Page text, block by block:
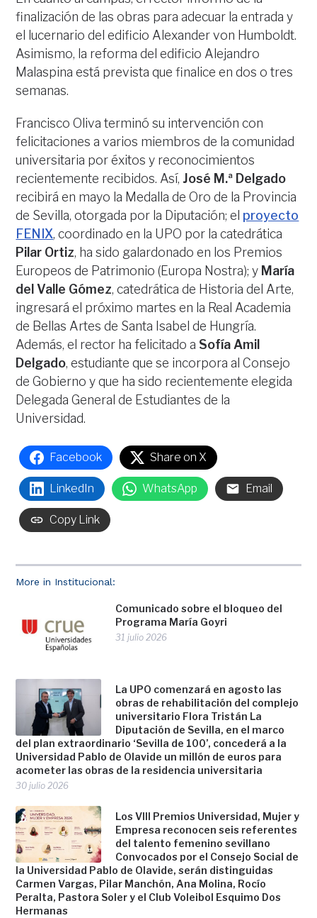
More in Institucional:
Comunicado sobre el bloqueo del
Programa María Goyri
31 julio 2026
La UPO comenzará en agosto las
obras de rehabilitación del complejo
universitario Flora Tristán La
Diputación de Sevilla, en el marco
del plan extraordinario ‘Sevilla de 100’, concederá a la
Universidad Pablo de Olavide un millón de euros para
acometer las obras de la residencia universitaria
30 julio 2026
Los VIII Premios Universidad, Mujer y
Empresa reconocen seis referentes
del talento femenino sevillano
Convocados por el Consejo Social de
la Universidad Pablo de Olavide, serán distinguidas
Carmen Vargas, Pilar Manchón, Ana Molina, Rocío
Peralta, Pastora Soler y el Club Voleibol Esquimo Dos
Hermanas
finalización de las obras para adecuar la entrada y
el lucernario del edificio Alexander von Humboldt.
Asimismo, la reforma del edificio Alejandro
Malaspina está prevista que finalice en dos o tres
semanas.
Francisco Oliva terminó su intervención con
felicitaciones a varios miembros de la comunidad
universitaria por éxitos y reconocimientos
recientemente recibidos. Así, José M.ª Delgado
recibirá en mayo la Medalla de Oro de la Provincia
de Sevilla, otorgada por la Diputación; el proyecto
FENIX, coordinado en la UPO por la catedrática
Pilar Ortiz, ha sido galardonado en los Premios
Europeos de Patrimonio (Europa Nostra); y María
del Valle Gómez, catedrática de Historia del Arte,
ingresará el próximo martes en la Real Academia
de Bellas Artes de Santa Isabel de Hungría.
Además, el rector ha felicitado a Sofía Amil
Delgado, estudiante que se incorpora al Consejo
de Gobierno y que ha sido recientemente elegida
Delegada General de Estudiantes de la
Universidad.
Facebook Share on X
LinkedIn WhatsApp Email
Copy Link